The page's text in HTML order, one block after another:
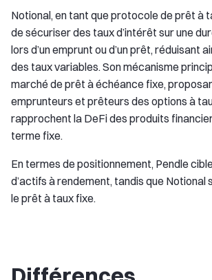
Notional, en tant que protocole de prêt à
de sécuriser des taux d’intérêt sur une
lors d’un emprunt ou d’un prêt, réduisant
des taux variables. Son mécanisme
marché de prêt à échéance fixe,
emprunteurs et prêteurs des options à
rapprochent la DeFi des produits
terme fixe.
En termes de positionnement, Pendle
d’actifs à rendement, tandis que Notional
le prêt à taux fixe.